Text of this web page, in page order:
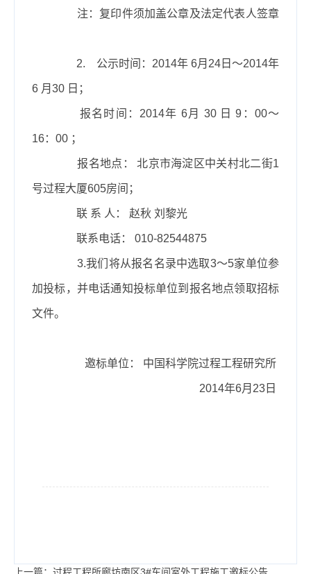
注：复印件须加盖公章及法定代表人签章
2. 公示时间： 2014年 6月 24 日～2014年
6 月 30 日；
报名时间： 2014年 6月 30 日 9 ： 00～
16： 00 ；
报名地点： 北京市海淀区中关村北二街1
号过程大厦605房间；
联 系 人： 赵秋 刘黎光
联系电话： 010-82544875
3.我们将从报名名录中选取3～5家单位参
加投标，并电话通知投标单位到报名地点领取招标
文件。
邀标单位： 中国科学院过程工程研究所
2014年6月 23 日